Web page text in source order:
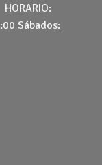
Sábados: